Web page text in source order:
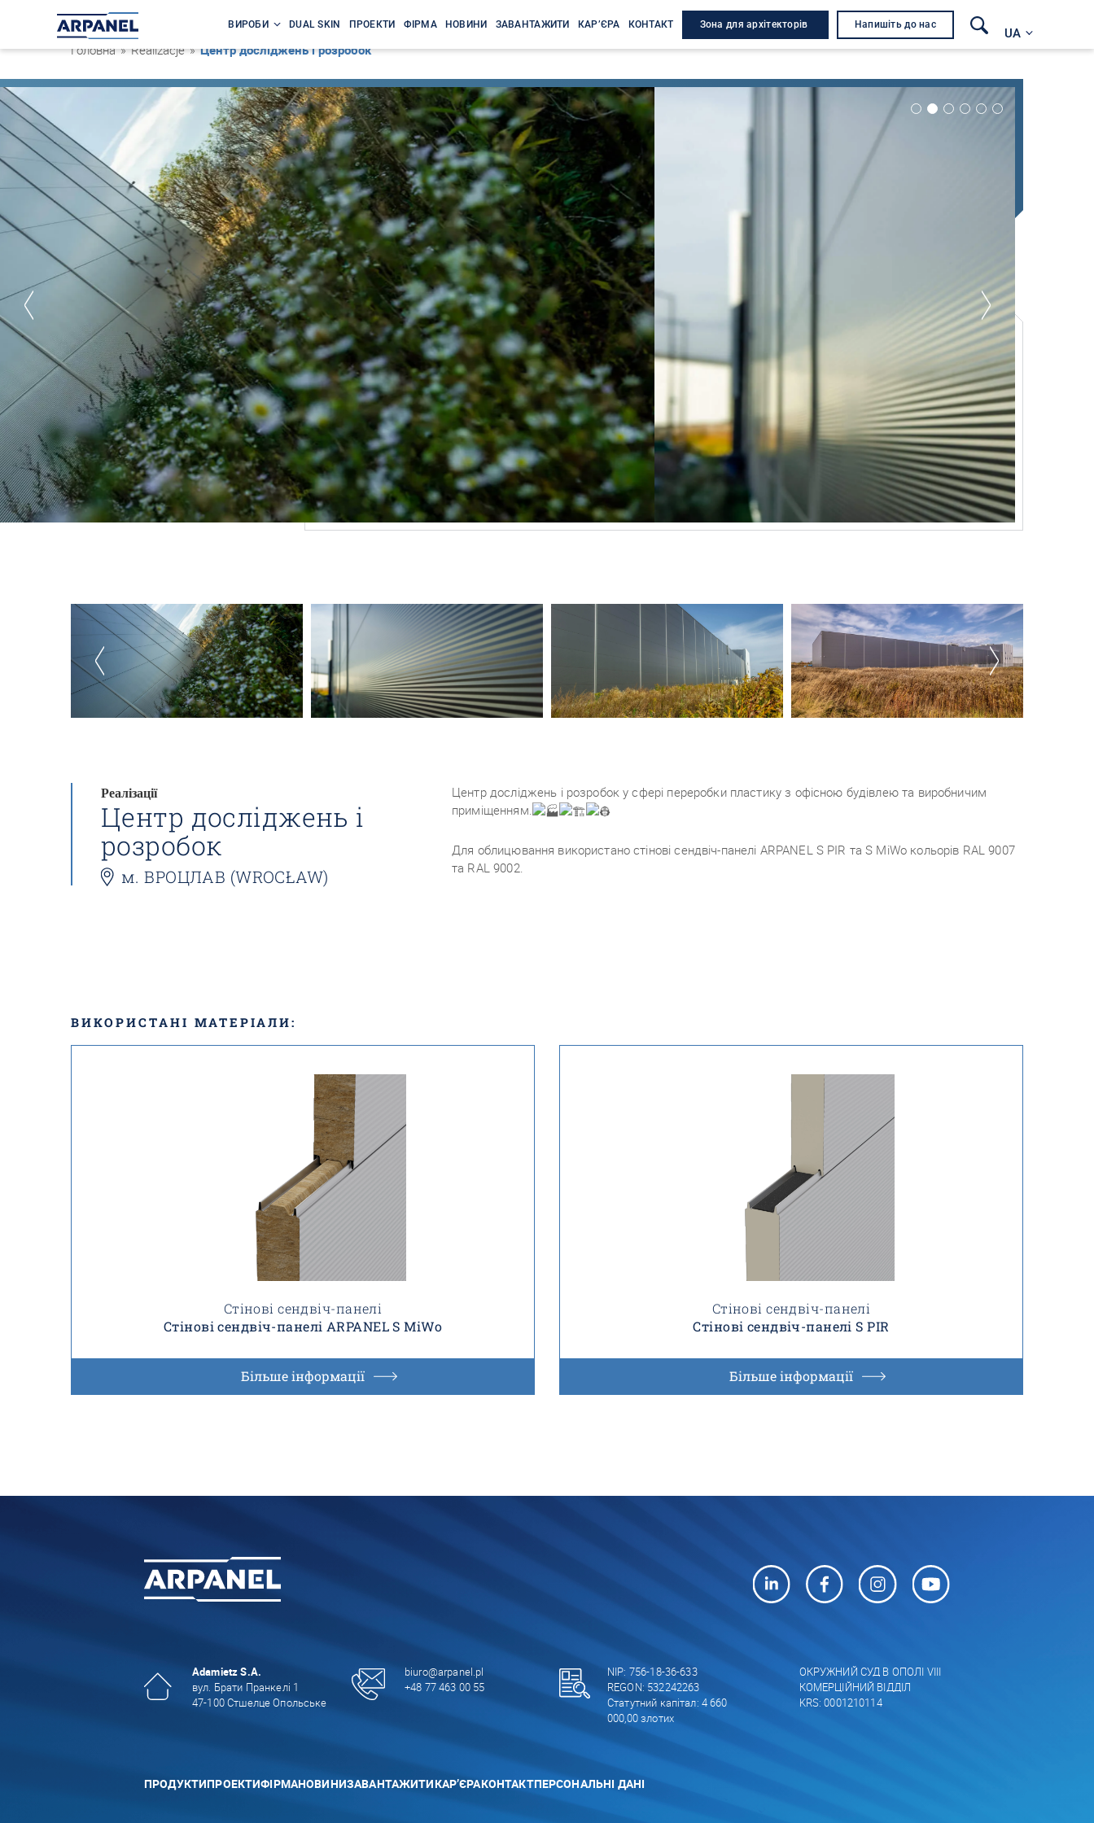
ВИРОБИ DUAL SKIN ПРОЕКТИ ФІРМА НОВИНИ ЗАВАНТАЖИТИ КАР’ЄРА КОНТАКТ Зона для архітекторів Напишіть до нас
UA
Головна » Realizacje »Центр досліджень і розробок
Реалізації
Центр досліджень і
розробок
м. ВРОЦЛАВ (WROCŁAW)
Центр досліджень і розробок у сфері переробки пластику з офісною будівлею та виробничим
приміщенням.
Для облицювання використано стінові сендвіч-панелі ARPANEL S PIR та S MiWo кольорів RAL 9007
та RAL 9002.
ВИКОРИСТАНІ МАТЕРІАЛИ:
Стінові сендвіч-панелі
Стінові сендвіч-панелі ARPANEL S MiWo
Більше інформації
Стінові сендвіч-панелі
Стінові сендвіч-панелі S PIR
Більше інформації
Adamietz S.A.
вул. Брати Пранкелі 1
47-100 Стшелце Опольське
biuro@arpanel.pl
+48 77 463 00 55
NIP: 756-18-36-633
REGON: 532242263
Статутний капітал: 4 660
000,00 злотих
ОКРУЖНИЙ СУД В ОПОЛІ VIII
КОМЕРЦІЙНИЙ ВІДДІЛ
KRS: 0001210114
ПРОДУКТИПРОЕКТИФІРМАНОВИНИЗАВАНТАЖИТИКАР’ЄРАКОНТАКТПЕРСОНАЛЬНІ ДАНІ